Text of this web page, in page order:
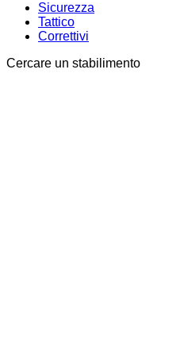
Sicurezza
Tattico
Correttivi
Cercare un stabilimento